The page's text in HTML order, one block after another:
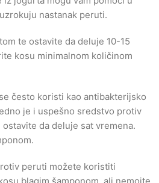
nastanak peruti.
te ostavite da deluje 10-15
kosu minimalnom količinom
se često koristi kao antibakterijsko
je i uspešno sredstvo protiv
da deluje sat vremena.
peruti možete koristiti